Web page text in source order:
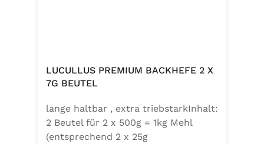
LUCULLUS PREMIUM BACKHEFE 2 X
7G BEUTEL
lange haltbar , extra triebstarkInhalt:
2 Beutel für 2 x 500g = 1kg Mehl
(entsprechend 2 x 25g